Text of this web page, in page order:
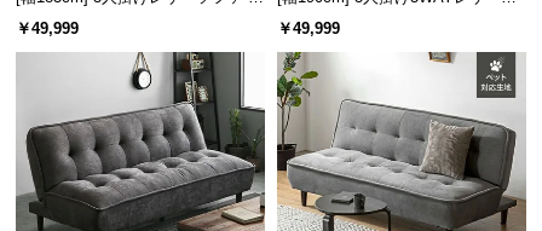
便利なソファ下空間
ソファと床との間は約22㎝！お掃除がしやすく、収
納スペースとしても有効活用できます。
脚 2人掛け ヴィンテージ風 スクエ
￥49,999
ファーベッド
￥49,999